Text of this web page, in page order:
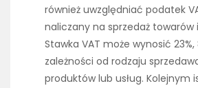
również uwzględniać podatek
naliczany na sprzedaż towarów i
Stawka VAT może wynosić 23%,
zależności od rodzaju
produktów lub usług. Kolejnym